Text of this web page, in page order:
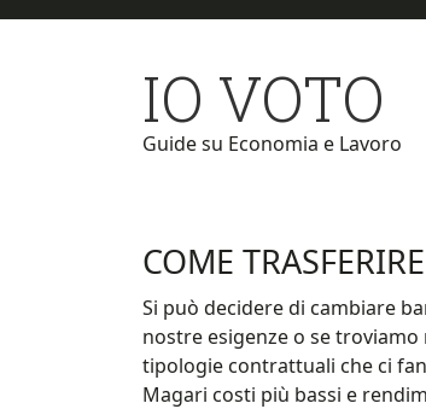
Skip
Skip
IO VOTO
Guide su Economia e Lavoro
COME
Si può decidere di cambiare
nostre esigenze o se
tipologie contrattuali che ci
Magari costi più bassi e